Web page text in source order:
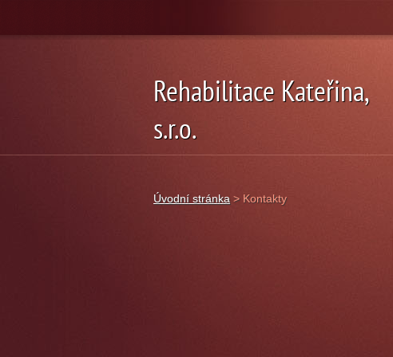
Rehabilitace Kateřina,
s.r.o.
Fyzioterapie a relaxace
Úvodní stránka > Kontakty